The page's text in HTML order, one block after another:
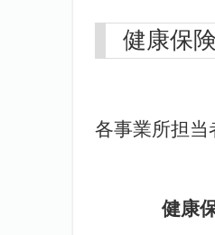
健康保
各事業所担当
健康